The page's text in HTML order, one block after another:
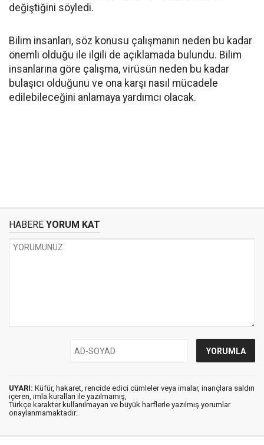
değiştiğini söyledi.
Bilim insanları, söz konusu çalışmanın neden bu kadar
önemli olduğu ile ilgili de açıklamada bulundu. Bilim
insanlarına göre çalışma, virüsün neden bu kadar
bulaşıcı olduğunu ve ona karşı nasıl mücadele
edilebileceğini anlamaya yardımcı olacak.
HABERE YORUM KAT
UYARI: Küfür, hakaret, rencide edici cümleler veya imalar, inançlara saldırı
içeren, imla kuralları ile yazılmamış,
Türkçe karakter kullanılmayan ve büyük harflerle yazılmış yorumlar
onaylanmamaktadır.